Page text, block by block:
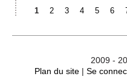
1 2 3 4 5 6
2009 -
Plan du site| Se